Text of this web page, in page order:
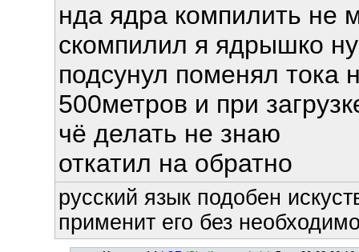
нда ядра компилить не
скомпилил я ядрышко
подсунул поменял тока
500метров и при
чё делать не знаю
откатил на обратно
русский язык подобен
применит его без